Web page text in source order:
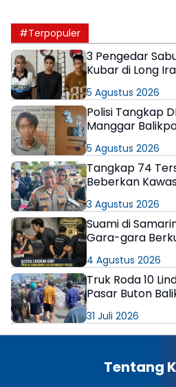
#Terpopuler
3 Pengedar
Kubar di Long
5 Agustus 2026
Polisi Tangkap
Manggar
5 Agustus 2026
Tangkap 74
Beberkan
3 Agustus 2026
Suami di
Gara-gara
4 Agustus 2026
Truk Roda 10
Pasar Buton
31 Juli 2026
Tentang